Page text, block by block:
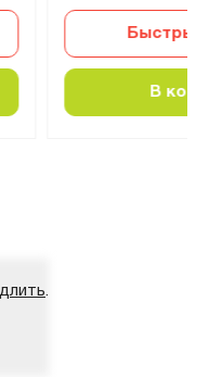
Быстрый
В
.